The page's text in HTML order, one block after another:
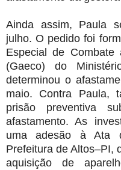
Ainda assim, Paula
julho. O pedido foi
Especial de Combate
(Gaeco) do
determinou o
maio. Contra Paula,
prisão preventiva
afastamento. As
uma adesão à Ata
Prefeitura de Altos–PI,
aquisição de